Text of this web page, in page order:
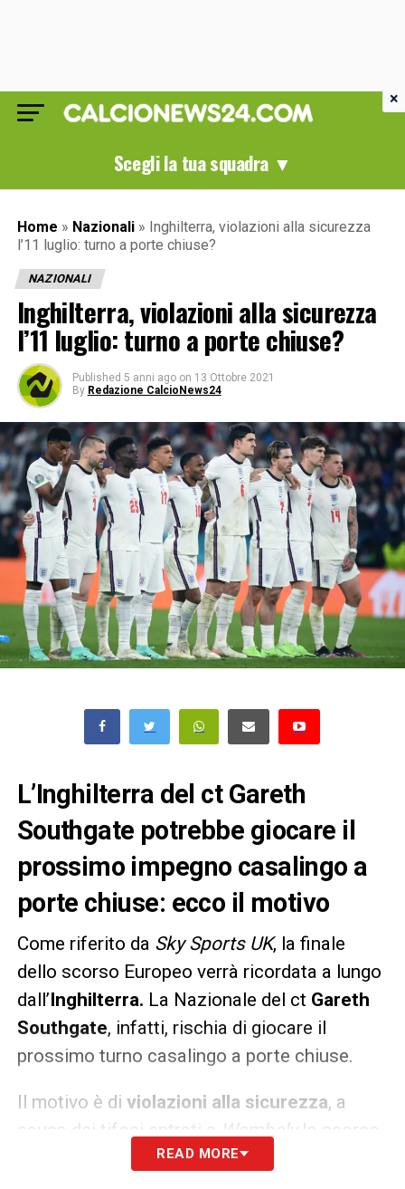
Scegli la tua squadra ▼
Home » Nazionali » Inghilterra, violazioni alla sicurezza
l’11 luglio: turno a porte chiuse?
NAZIONALI
Inghilterra, violazioni alla sicurezza
l’11 luglio: turno a porte chiuse?
Published 5 anni ago on 13 Ottobre 2021
By Redazione CalcioNews24
L’Inghilterra del ct Gareth
Southgate potrebbe giocare il
prossimo impegno casalingo a
porte chiuse: ecco il motivo
Come riferito da Sky Sports UK, la finale
dello scorso Europeo verrà ricordata a lungo
dall’Inghilterra. La Nazionale del ct Gareth
Southgate, infatti, rischia di giocare il
prossimo turno casalingo a porte chiuse.
Il motivo è di violazioni alla sicurezza, a
causa dei tifosi entrati a
Wembely lo scorso
11 luglio senza essere muniti di biglietto.
READ MORE
×